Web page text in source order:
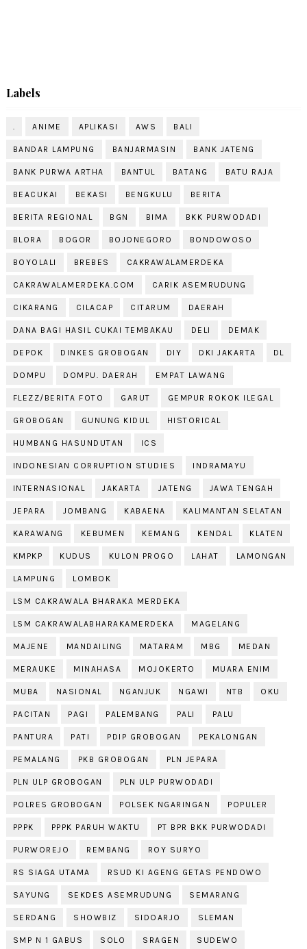
Labels
ANIME APLIKASI AWS BALI
BANDAR LAMPUNG BANJARMASIN BANK JATENG
BANK PURWA ARTHA BANTUL BATANG BATU RAJA
BEACUKAI BEKASI BENGKULU BERITA
BERITA REGIONAL BGN BIMA BKK PURWODADI
BLORA BOGOR BOJONEGORO BONDOWOSO
BOYOLALI BREBES CAKRAWALAMERDEKA
CAKRAWALAMERDEKA.COM CARIK ASEMRUDUNG
CIKARANG CILACAP CITARUM DAERAH
DANA BAGI HASIL CUKAI TEMBAKAU DELI DEMAK
DEPOK DINKES GROBOGAN DIY DKI JAKARTA DL
DOMPU DOMPU. DAERAH EMPAT LAWANG
FLEZZ/BERITA FOTO GARUT GEMPUR ROKOK ILEGAL
GROBOGAN GUNUNG KIDUL HISTORICAL
HUMBANG HASUNDUTAN ICS
INDONESIAN CORRUPTION STUDIES INDRAMAYU
INTERNASIONAL JAKARTA JATENG JAWA TENGAH
JEPARA JOMBANG KABAENA KALIMANTAN SELATAN
KARAWANG KEBUMEN KEMANG KENDAL KLATEN
KMPKP KUDUS KULON PROGO LAHAT LAMONGAN
LAMPUNG LOMBOK
LSM CAKRAWALA BHARAKA MERDEKA
LSM CAKRAWALABHARAKAMERDEKA MAGELANG
MAJENE MANDAILING MATARAM MBG MEDAN
MERAUKE MINAHASA MOJOKERTO MUARA ENIM
MUBA NASIONAL NGANJUK NGAWI NTB OKU
PACITAN PAGI PALEMBANG PALI PALU
PANTURA PATI PDIP GROBOGAN PEKALONGAN
PEMALANG PKB GROBOGAN PLN JEPARA
PLN ULP GROBOGAN PLN ULP PURWODADI
POLRES GROBOGAN POLSEK NGARINGAN POPULER
PPPK PPPK PARUH WAKTU PT BPR BKK PURWODADI
PURWOREJO REMBANG ROY SURYO
RS SIAGA UTAMA RSUD KI AGENG GETAS PENDOWO
SAYUNG SEKDES ASEMRUDUNG SEMARANG
SERDANG SHOWBIZ SIDOARJO SLEMAN
SMP N 1 GABUS SOLO SRAGEN SUDEWO